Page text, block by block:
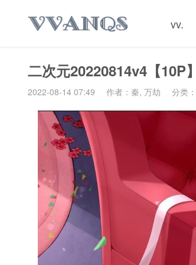
vv.
二次元20220814v4【10P】
2022-08-14 07:49 作者：秦, 万劫 分类：